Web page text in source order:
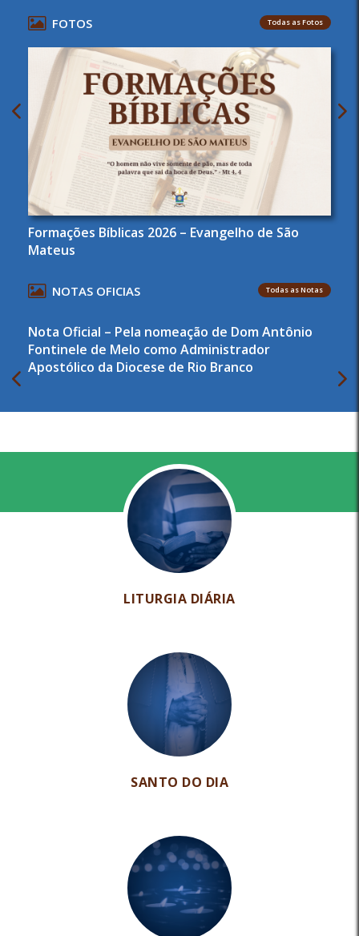
FOTOS Todas as Fotos
Formações Bíblicas 2026 – Evangelho de São
Mateus
NOTAS OFICIAS Todas as Notas
Nota Oficial – Pela nomeação de Dom Antônio
Fontinele de Melo como Administrador
Apostólico da Diocese de Rio Branco
LITURGIA DIÁRIA
SANTO DO DIA